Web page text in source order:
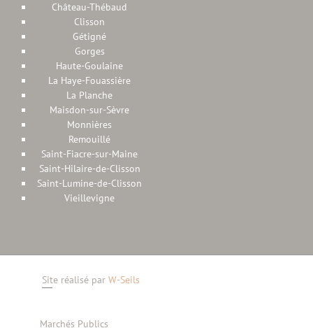
Château-Thébaud
Clisson
Gétigné
Gorges
Haute-Goulaine
La Haye-Fouassière
La Planche
Maisdon-sur-Sèvre
Monnières
Remouillé
Saint-Fiacre-sur-Maine
Saint-Hilaire-de-Clisson
Saint-Lumine-de-Clisson
Vieillevigne
Site réalisé par W-Seils
Marchés Publics